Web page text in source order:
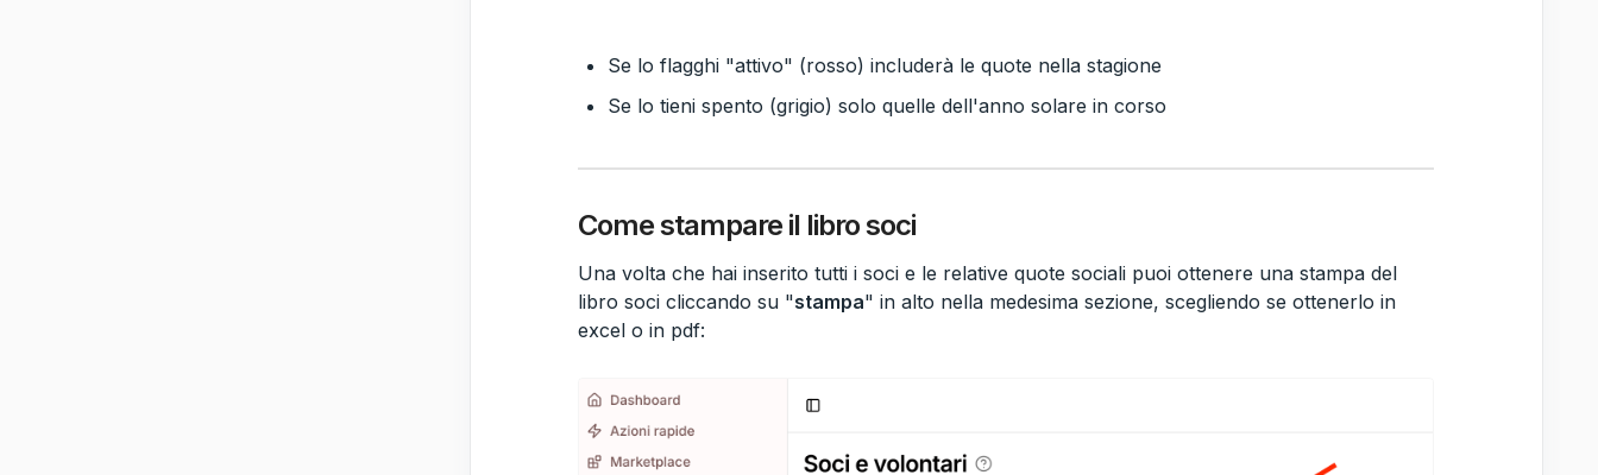
Se lo flagghi "attivo" (rosso) includerà le quote nella stagione
Se lo tieni spento (grigio) solo quelle dell'anno solare in corso
Come stampare il libro soci
Una volta che hai inserito tutti i soci e le relative quote sociali puoi ottenere una stampa del
libro soci cliccando su "stampa" in alto nella medesima sezione, scegliendo se ottenerlo in
excel o in pdf: